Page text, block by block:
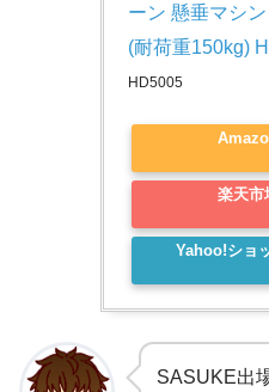
ーン 懸垂マシ
(耐荷重150kg)
HD5005
楽天市
Yahoo!ショ
SASUKE出